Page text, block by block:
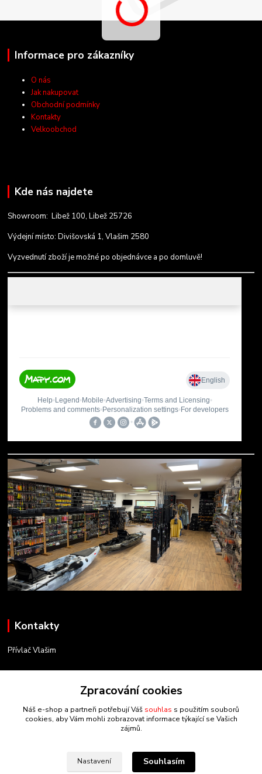
Informace pro zákazníky
O nás
Jak nakupovat
Obchodní podmínky
Kontakty
Velkoobchod
Kde nás najdete
Showroom: Libež 100, Libež 25726
Výdejní místo: Divišovská 1, Vlašim 2580
Vyzvednutí zboží je možné po objednávce a po domluvě!
Kontakty
Přívlač Vlašim
734 754 584
info@privlacvlasim.cz
Zpracování cookies
Náš e-shop a partneři potřebují Váš souhlas s použitím souborů
cookies, aby Vám mohli zobrazovat informace týkající se Vašich
zájmů.
Nastavení Souhlasím